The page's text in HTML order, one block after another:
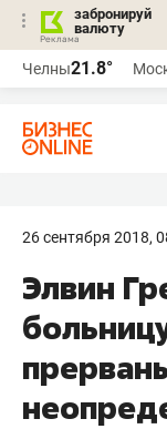
забронируй
валюту
Челны21.8°
26 сентября 2018,
Элвин